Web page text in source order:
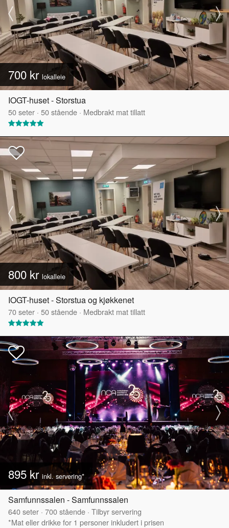
700 kr lokalleie
IOGT-huset - Storstua
50seter · 50stående · Medbrakt mat tillatt
800 kr lokalleie
IOGT-huset - Storstua og kjøkkenet
70seter · 50stående · Medbrakt mat tillatt
895 kr inkl. servering*
Samfunnssalen - Samfunnssalen
640seter · 700stående · Tilbyr servering
*Mat eller drikke for 1 personer inkludert i prisen